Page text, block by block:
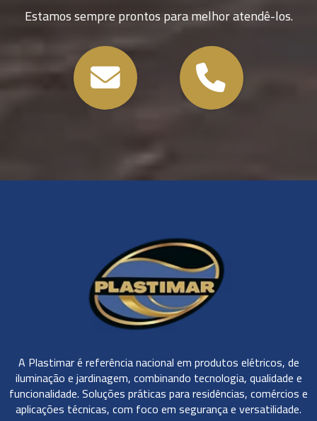
Estamos sempre prontos para melhor atendê-los.
A Plastimar é referência nacional em produtos elétricos, de
iluminação e jardinagem, combinando tecnologia, qualidade e
funcionalidade. Soluções práticas para residências, comércios e
aplicações técnicas, com foco em segurança e versatilidade.